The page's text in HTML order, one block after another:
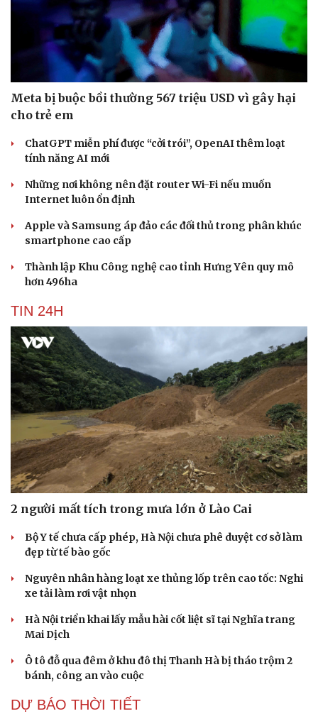
Cải chính
Meta bị buộc bồi thường 567 triệu USD vì gây hại
cho trẻ em
ChatGPT miễn phí được “cởi trói”, OpenAI thêm loạt
tính năng AI mới
Những nơi không nên đặt router Wi-Fi nếu muốn
Internet luôn ổn định
Apple và Samsung áp đảo các đối thủ trong phân khúc
smartphone cao cấp
Thành lập Khu Công nghệ cao tỉnh Hưng Yên quy mô
hơn 496ha
TIN 24H
2 người mất tích trong mưa lớn ở Lào Cai
Bộ Y tế chưa cấp phép, Hà Nội chưa phê duyệt cơ sở làm
đẹp từ tế bào gốc
Nguyên nhân hàng loạt xe thủng lốp trên cao tốc: Nghi
xe tải làm rơi vật nhọn
Hà Nội triển khai lấy mẫu hài cốt liệt sĩ tại Nghĩa trang
Mai Dịch
Ô tô đỗ qua đêm ở khu đô thị Thanh Hà bị tháo trộm 2
bánh, công an vào cuộc
DỰ BÁO THỜI TIẾT